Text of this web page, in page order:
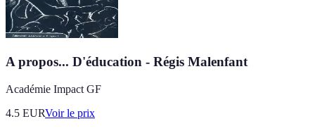
A propos... D'éducation - Régis Malenfant
Académie Impact GF
4.5 EURVoir le prix